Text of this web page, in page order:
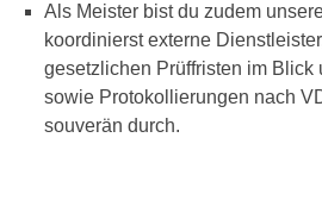
Als Meister bist du zudem
koordinierst externe
gesetzlichen Prüffristen im Blick
sowie Protokollierungen nach
souverän durch.